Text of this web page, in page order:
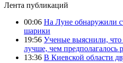
Лента публикаций
00:06 На Луне обнаружили
шарики
19:56 Ученые выяснили, что
лучше, чем предполагалось
13:36 В Киевской области